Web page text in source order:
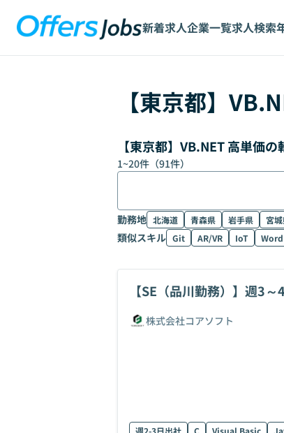
新着求人企業一覧求人検索
【東京都】
【東京都】VB.NET 高単価
1~20件（91件）
勤務地 北海道 青森県 岩手県 宮
類似スキル Git AR/VR IoT
【SE（品川勤務）】週3
接1回
株式会社コアソフト
週2-3日出社 C Visual Basic